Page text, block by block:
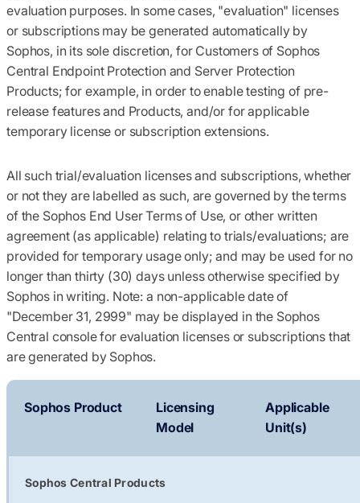
evaluation purposes. In some cases, "evaluation" licenses
or subscriptions may be generated automatically by
Sophos, in its sole discretion, for Customers of Sophos
Central Endpoint Protection and Server Protection
Products; for example, in order to enable testing of pre-
release features and Products, and/or for applicable
temporary license or subscription extensions.
All such trial/evaluation licenses and subscriptions, whether
or not they are labelled as such, are governed by the terms
of the Sophos End User Terms of Use, or other written
agreement (as applicable) relating to trials/evaluations; are
provided for temporary usage only; and may be used for no
longer than thirty (30) days unless otherwise specified by
Sophos in writing. Note: a non-applicable date of
"December 31, 2999" may be displayed in the Sophos
Central console for evaluation licenses or subscriptions that
are generated by Sophos.
Sophos Product
Licensing
Model
Applicable
Unit(s)
Sophos Central Products